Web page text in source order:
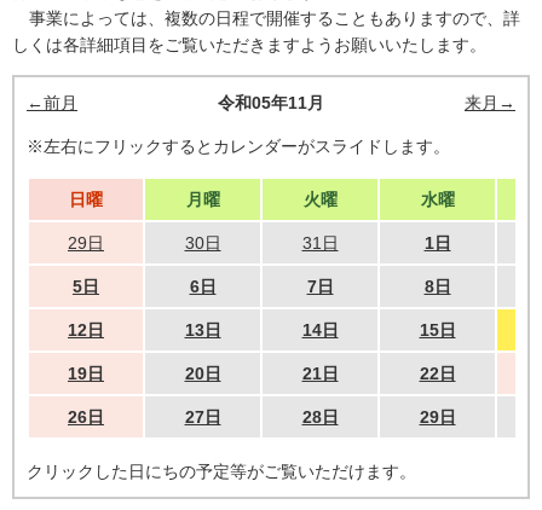
事業によっては、複数の日程で開催することもありますので、詳
しくは各詳細項目をご覧いただきますようお願いいたします。
←前月 令和05年11月 来月→
※左右にフリックするとカレンダーがスライドします。
日曜 月曜 火曜 水曜
29日 30日 31日 1日
5日 6日 7日 8日
12日 13日 14日 15日
19日 20日 21日 22日
26日 27日 28日 29日
クリックした日にちの予定等がご覧いただけます。